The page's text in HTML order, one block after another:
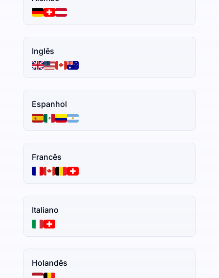
Inglês
Espanhol
Francês
Italiano
Holandês